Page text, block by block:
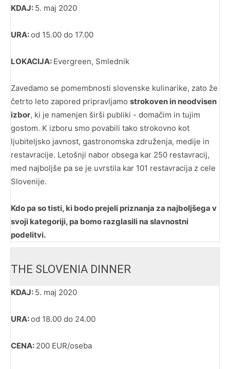
KDAJ: 5. maj 2020
URA:od 15.00 do 17.00
LOKACIJA: Evergreen, Smlednik
Zavedamo se pomembnosti slovenske kulinarike, zato že
četrto leto zapored pripravljamo strokoven in neodvisen
izbor, ki je namenjen širši publiki - domačim in tujim
gostom. K izboru smo povabili tako strokovno kot
ljubiteljsko javnost, gastronomska združenja, medije in
restavracije. Letošnji nabor obsega kar 250 restavracij,
med najboljše pa se je uvrstila kar 101 restavracija z cele
Slovenije.
Kdo pa so tisti, ki bodo prejeli priznanja za najboljšega v
svoji kategoriji, pa bomo razglasili na slavnostni
podelitvi.
THE SLOVENIA DINNER
KDAJ: 5. maj 2020
URA:od 18.00 do 24.00
CENA: 200 EUR/oseba